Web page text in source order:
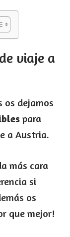
viaje a
os dejamos
para
a Austria.
más cara
si
os
que mejor!